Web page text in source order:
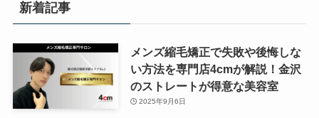
新着記事
メンズ縮毛矯正で失敗や後悔しな
い方法を専門店4cmが解説！金沢
のストレートが得意な美容室
2025年9月6日